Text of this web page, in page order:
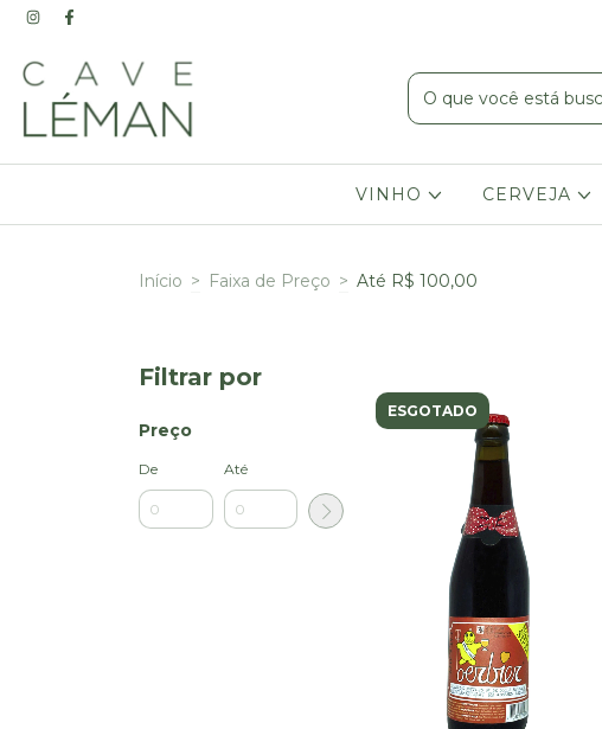
VINHO CERVEJA
Início > Faixa de Preço > Até R$ 100,00
Filtrar por
Preço
De Até
ESGOTADO